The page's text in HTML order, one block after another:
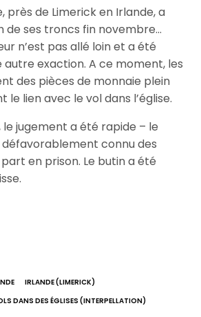
près de Limerick en Irlande, a
de ses troncs fin novembre…
n’est pas allé loin et a été
exaction. A ce moment, les
des pièces de monnaie plein
le lien avec le vol dans l’église.
jugement a été rapide – le
défavorablement connu des
en prison. Le butin a été
IRLANDE (LIMERICK)
DANS DES ÉGLISES (INTERPELLATION)